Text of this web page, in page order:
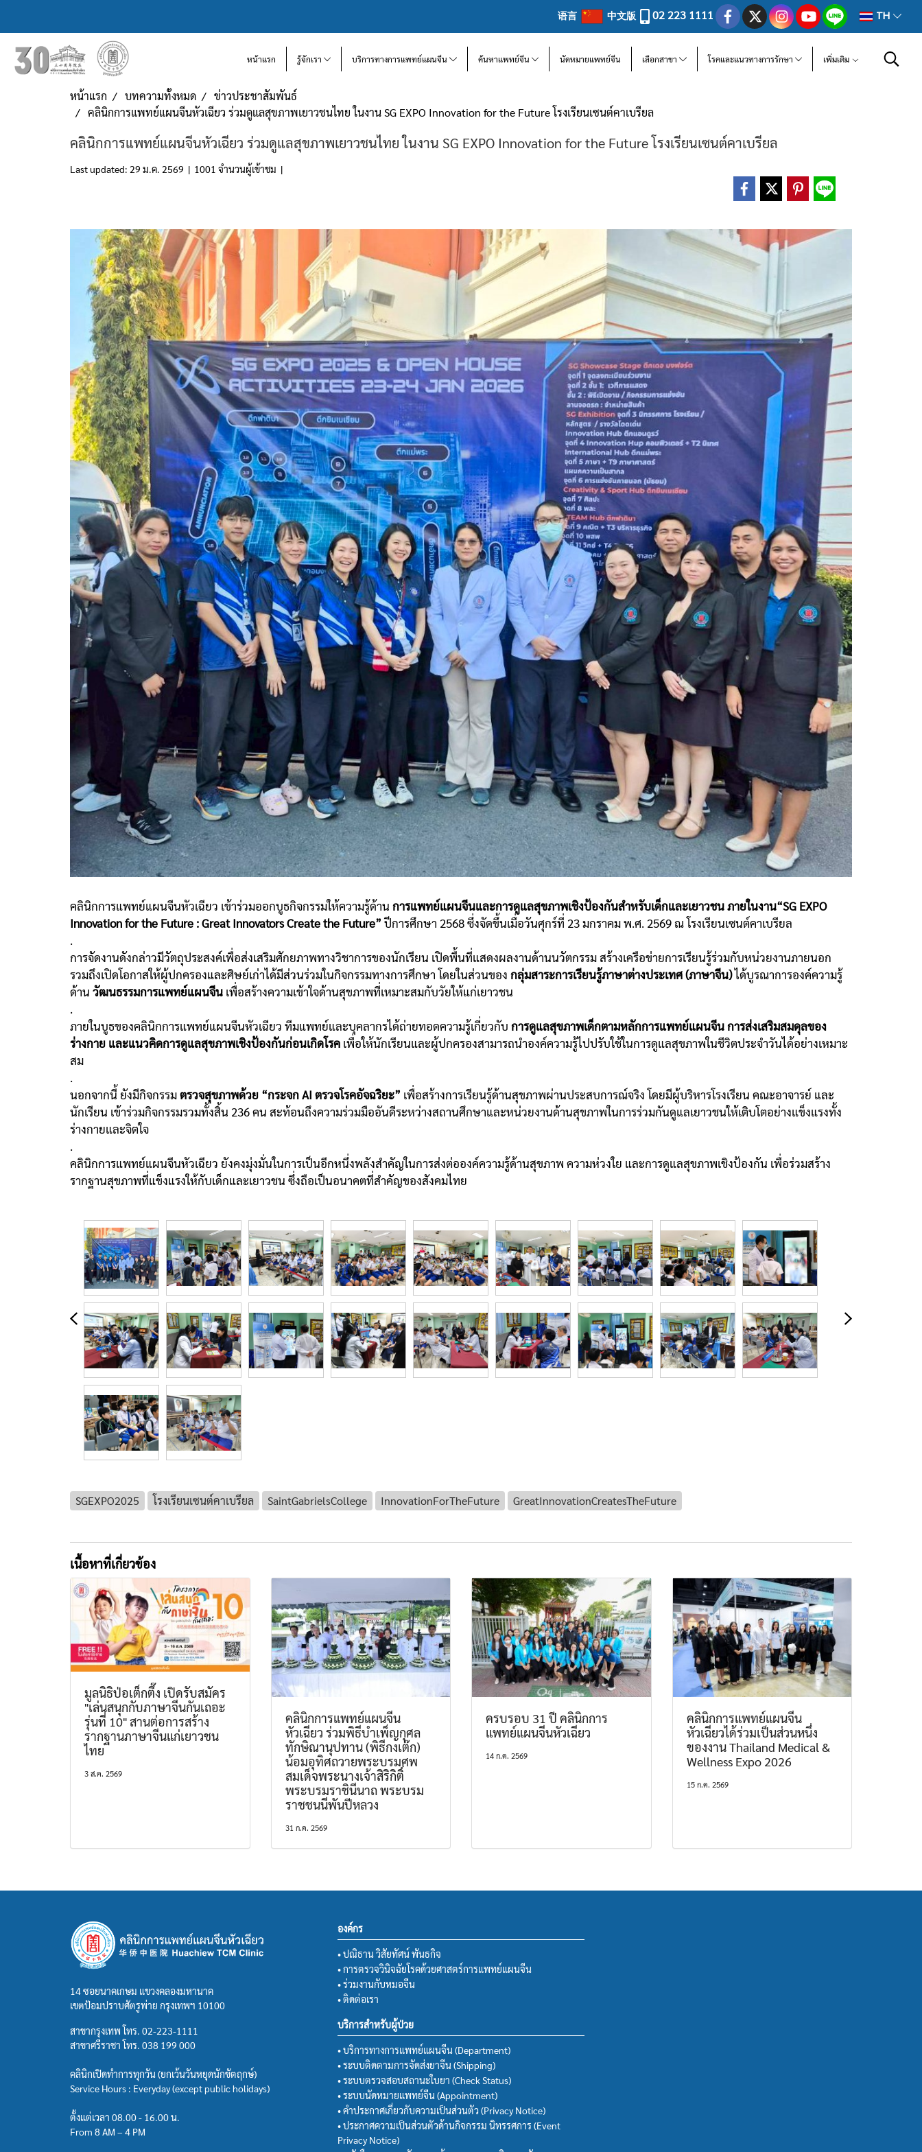
语言 中文版 02 223 1111 TH
หน้าแรก รู้จักเรา บริการทางการแพทย์แผนจีน ค้นหาแพทย์จีน นัดหมายแพทย์จีน เลือกสาขา โรคและแนวทางการรักษา เพิ่มเติม
หน้าแรก บทความทั้งหมด
ข่าวประชาสัมพันธ์
คลินิกการแพทย์แผนจีนหัวเฉียว ร่วมดูแลสุขภาพเยาวชนไทย ในงาน SG EXPO Innovation for the Future โรงเรียนเซนต์คาเบรียล
คลินิกการแพทย์แผนจีนหัวเฉียว ร่วมดูแลสุขภาพเยาวชนไทย ในงาน SG EXPO Innovation for the Future โรงเรียนเซนต์คาเบรียล
Last updated: 29 ม.ค. 2569 | 1001 จำนวนผู้เข้าชม |
คลินิกการแพทย์แผนจีนหัวเฉียว เข้าร่วมออกบูธกิจกรรมให้ความรู้ด้าน การแพทย์แผนจีนและการดูแลสุขภาพเชิงป้องกันสำหรับเด็กและเยาวชน ภายในงาน“SG EXPO
Innovation for the Future : Great Innovators Create the Future” ปีการศึกษา 2568 ซึ่งจัดขึ้นเมื่อวันศุกร์ที่ 23 มกราคม พ.ศ. 2569 ณ โรงเรียนเซนต์คาเบรียล
.
การจัดงานดังกล่าวมีวัตถุประสงค์เพื่อส่งเสริมศักยภาพทางวิชาการของนักเรียน เปิดพื้นที่แสดงผลงานด้านนวัตกรรม สร้างเครือข่ายการเรียนรู้ร่วมกับหน่วยงานภายนอก
รวมถึงเปิดโอกาสให้ผู้ปกครองและศิษย์เก่าได้มีส่วนร่วมในกิจกรรมทางการศึกษา โดยในส่วนของ กลุ่มสาระการเรียนรู้ภาษาต่างประเทศ (ภาษาจีน)ได้บูรณาการองค์ความรู้
ด้าน วัฒนธรรมการแพทย์แผนจีน เพื่อสร้างความเข้าใจด้านสุขภาพที่เหมาะสมกับวัยให้แก่เยาวชน
.
ภายในบูธของคลินิกการแพทย์แผนจีนหัวเฉียว ทีมแพทย์และบุคลากรได้ถ่ายทอดความรู้เกี่ยวกับ การดูแลสุขภาพเด็กตามหลักการแพทย์แผนจีน การส่งเสริมสมดุลของ
ร่างกาย และแนวคิดการดูแลสุขภาพเชิงป้องกันก่อนเกิดโรค เพื่อให้นักเรียนและผู้ปกครองสามารถนำองค์ความรู้ไปปรับใช้ในการดูแลสุขภาพในชีวิตประจำวันได้อย่างเหมาะ
สม
.
นอกจากนี้ ยังมีกิจกรรมตรวจสุขภาพด้วย “กระจก AI ตรวจโรคอัจฉริยะ” เพื่อสร้างการเรียนรู้ด้านสุขภาพผ่านประสบการณ์จริง โดยมีผู้บริหารโรงเรียน คณะอาจารย์ และ
นักเรียน เข้าร่วมกิจกรรมรวมทั้งสิ้น 236 คน สะท้อนถึงความร่วมมืออันดีระหว่างสถานศึกษาและหน่วยงานด้านสุขภาพในการร่วมกันดูแลเยาวชนให้เติบโตอย่างแข็งแรงทั้ง
ร่างกายและจิตใจ
.
คลินิกการแพทย์แผนจีนหัวเฉียว ยังคงมุ่งมั่นในการเป็นอีกหนึ่งพลังสำคัญในการส่งต่อองค์ความรู้ด้านสุขภาพ ความห่วงใย และการดูแลสุขภาพเชิงป้องกัน เพื่อร่วมสร้าง
รากฐานสุขภาพที่แข็งแรงให้กับเด็กและเยาวชน ซึ่งถือเป็นอนาคตที่สำคัญของสังคมไทย
SGEXPO2025 โรงเรียนเซนต์คาเบรียล SaintGabrielsCollege InnovationForTheFuture GreatInnovationCreatesTheFuture
เนื้อหาที่เกี่ยวข้อง
มูลนิธิป่อเต็กตึ๊ง เปิดรับสมัคร
"เล่นสนุกกับภาษาจีนกันเถอะ
รุ่นที่ 10" สานต่อการสร้าง
รากฐานภาษาจีนแก่เยาวชน
ไทย
3 ส.ค. 2569
คลินิกการแพทย์แผนจีน
หัวเฉียว ร่วมพิธีบำเพ็ญกุศล
ทักษิณานุปทาน (พิธีกงเต๊ก)
น้อมอุทิศถวายพระบรมศพ
สมเด็จพระนางเจ้าสิริกิติ์
พระบรมราชินีนาถ พระบรม
ราชชนนีพันปีหลวง
31 ก.ค. 2569
ครบรอบ 31 ปี คลินิกการ
แพทย์แผนจีนหัวเฉียว
14 ก.ค. 2569
คลินิกการแพทย์แผนจีน
หัวเฉียวได้ร่วมเป็นส่วนหนึ่ง
ของงาน Thailand Medical &
Wellness Expo 2026
15 ก.ค. 2569
14 ซอยนาคเกษม แขวงคลองมหานาค
เขตป้อมปราบศัตรูพ่าย กรุงเทพฯ 10100
สาขากรุงเทพ โทร. 02-223-1111
สาขาศรีราชา โทร. 038 199 000
คลินิกเปิดทำการทุกวัน (ยกเว้นวันหยุดนักขัตฤกษ์)
Service Hours : Everyday (except public holidays)
ตั้งแต่เวลา 08.00 - 16.00 น.
From 8 AM – 4 PM
องค์กร
• ปณิธาน วิสัยทัศน์ พันธกิจ
• การตรวจวินิจฉัยโรคด้วยศาสตร์การแพทย์แผนจีน
• ร่วมงานกับหมอจีน
• ติดต่อเรา
บริการสำหรับผู้ป่วย
• บริการทางการแพทย์แผนจีน (Department)
• ระบบติดตามการจัดส่งยาจีน (Shipping)
• ระบบตรวจสอบสถานะใบยา (Check Status)
• ระบบนัดหมายแพทย์จีน (Appointment)
• คำประกาศเกี่ยวกับความเป็นส่วนตัว (Privacy Notice)
• ประกาศความเป็นส่วนตัวด้านกิจกรรม นิทรรศการ (Event
Privacy Notice)